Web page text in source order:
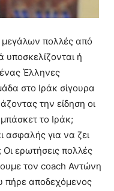
μεγάλων πολλές από
υποσκελίζονται ή
Έλληνες
στο Ιράκ σίγουρα
την είδηση οι
το Ιράκ;
ασφαλής για να ζει
Οι ερωτήσεις πολλές
τον coach Αντώνη
πήρε αποδεχόμενος